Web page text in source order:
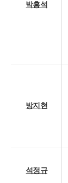
박흥석
방지현
석정규